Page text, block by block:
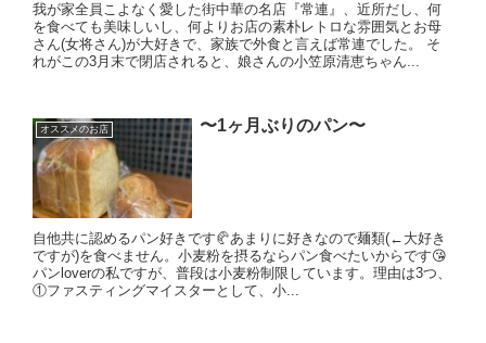
我が家全員こよなく愛した街中華の名店『常連』、近所だし、何
を食べても美味しいし、何よりお店の素朴レトロな雰囲気とお母
さん(女将さん)が大好きで、家族で外食と言えば常連でした。 そ
れがこの3月末で閉店されると、娘さんの小笠原清恵ちゃん...
オススメのお店 〜1ヶ月ぶりのパン〜
自他共に認めるパン好きです🥐あまりに好きなので麺類(←大好き
ですが)を食べません。小麦粉を摂るならパン食べたいからです😘
パンloverの私ですが、普段は小麦粉制限しています。理由は3つ、
①ファスティングマイスターとして、小...